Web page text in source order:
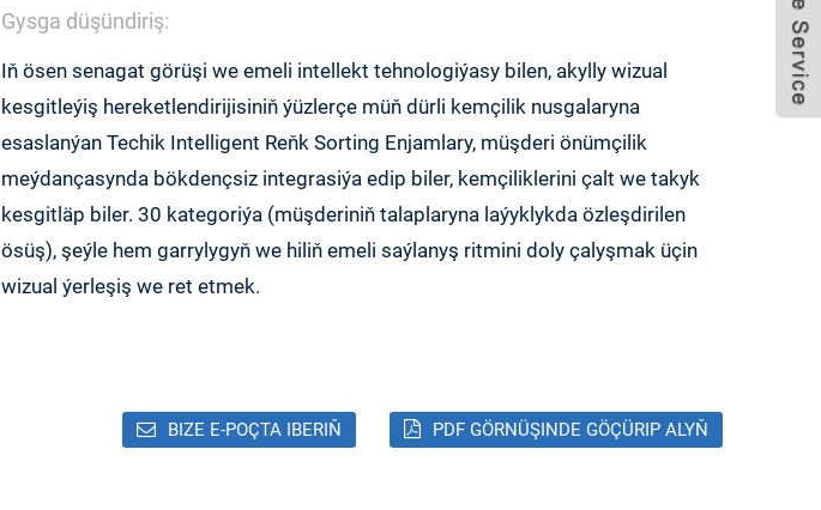
Gysga düşündiriş:
Iň ösen senagat görüşi we emeli intellekt tehnologiýasy bilen, akylly wizual
kesgitleýiş hereketlendirijisiniň ýüzlerçe müň dürli kemçilik nusgalaryna
esaslanýan Techik Intelligent Reňk Sorting Enjamlary, müşderi önümçilik
meýdançasynda bökdençsiz integrasiýa edip biler, kemçiliklerini çalt we takyk
kesgitläp biler. 30 kategoriýa (müşderiniň talaplaryna laýyklykda özleşdirilen
ösüş), şeýle hem garrylygyň we hiliň emeli saýlanyş ritmini doly çalyşmak üçin
wizual ýerleşiş we ret etmek.
BIZE E-POÇTA IBERIŇ PDF GÖRNÜŞINDE GÖÇÜRIP ALYŇ